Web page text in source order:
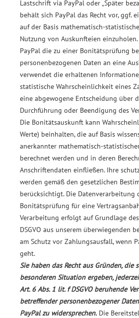
Lastschrift via PayPal oder „Später
behält sich PayPal das Recht vor, ggf.
auf der Basis mathematisch-
Nutzung von Auskunfteien
PayPal die zu einer Bonitätsprüfung
personenbezogenen Daten an eine
verwendet die erhaltenen
statistische Wahrscheinlichkeit eines
eine abgewogene Entscheidung über
Durchführung oder Beendigung des
Die Bonitätsauskunft kann
Werte) beinhalten, die auf Basis
anerkannter mathematisch-
berechnet werden und in deren
Anschriftendaten einfließen. Ihre
werden gemäß den gesetzlichen
berücksichtigt. Die Datenverarbeitung
Bonitätsprüfung für eine
Verarbeitung erfolgt auf Grundlage
DSGVO aus unserem überwiegenden
am Schutz vor Zahlungsausfall, wenn
geht.
Sie haben das Recht aus Gründen, die
besonderen Situation ergeben,
Art. 6 Abs. 1 lit. f DSGVO beruhende
betreffender personenbezogener
PayPal zu widersprechen. Die